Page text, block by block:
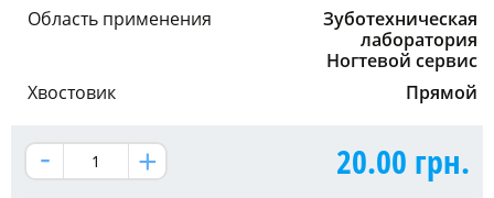
Область применения
Зуботехническая
лаборатория
Ногтевой сервис
Хвостовик
Прямой
20.00 грн.